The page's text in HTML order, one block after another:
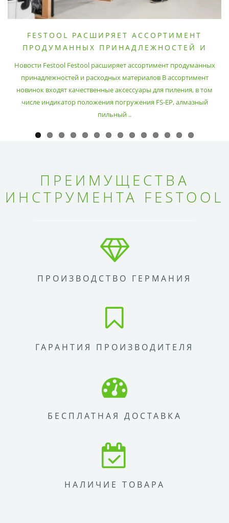
FESTOOL РАСШИРЯЕТ АССОРТИМЕНТ
ПРОДУМАННЫХ ПРИНАДЛЕЖНОСТЕЙ И
Новости Festool Festool расширяет ассортимент продуманных
принадлежностей и расходных материалов В ассортимент
новинок входят качественные аксессуары для пиления, в том
числе индикатор положения погружения FS-EP, алмазный
пильный ..
ПРЕИМУЩЕСТВА
ИНСТРУМЕНТА FESTOOL
ПРОИЗВОДСТВО ГЕРМАНИЯ
ГАРАНТИЯ ПРОИЗВОДИТЕЛЯ
БЕСПЛАТНАЯ ДОСТАВКА
НАЛИЧИЕ ТОВАРА